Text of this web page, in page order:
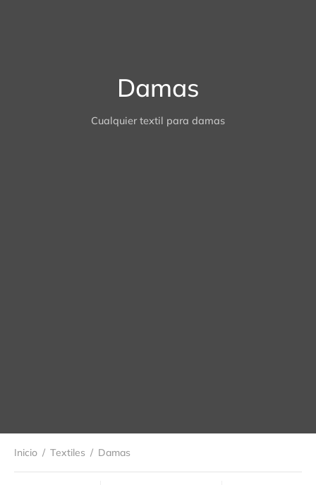
Damas
Cualquier textil para damas
Inicio / Textiles / Damas